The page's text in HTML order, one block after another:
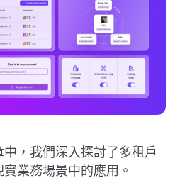
，我們深入探討了多租戶
業務場景中的應用。